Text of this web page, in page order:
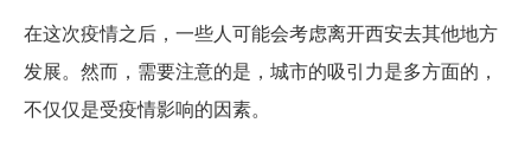
在这次疫情之后，一些人可能会考虑离开西安去其他地方
发展。然而，需要注意的是，城市的吸引力是多方面的，
不仅仅是受疫情影响的因素。